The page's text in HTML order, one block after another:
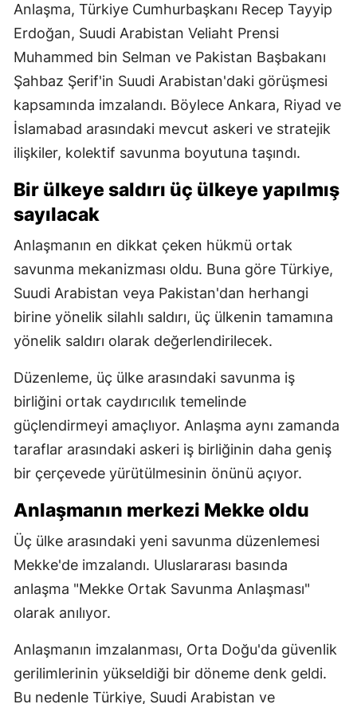
Anlaşma, Türkiye Cumhurbaşkanı Recep Tayyip
Erdoğan, Suudi Arabistan Veliaht Prensi
Muhammed bin Selman ve Pakistan Başbakanı
Şahbaz Şerif'in Suudi Arabistan'daki görüşmesi
kapsamında imzalandı. Böylece Ankara, Riyad ve
İslamabad arasındaki mevcut askeri ve stratejik
ilişkiler, kolektif savunma boyutuna taşındı.
Bir ülkeye saldırı üç ülkeye yapılmış
sayılacak
Anlaşmanın en dikkat çeken hükmü ortak
savunma mekanizması oldu. Buna göre Türkiye,
Suudi Arabistan veya Pakistan'dan herhangi
birine yönelik silahlı saldırı, üç ülkenin tamamına
yönelik saldırı olarak değerlendirilecek.
Düzenleme, üç ülke arasındaki savunma iş
birliğini ortak caydırıcılık temelinde
güçlendirmeyi amaçlıyor. Anlaşma aynı zamanda
taraflar arasındaki askeri iş birliğinin daha geniş
bir çerçevede yürütülmesinin önünü açıyor.
Anlaşmanın merkezi Mekke oldu
Üç ülke arasındaki yeni savunma düzenlemesi
Mekke'de imzalandı. Uluslararası basında
anlaşma "Mekke Ortak Savunma Anlaşması"
olarak anılıyor.
Anlaşmanın imzalanması, Orta Doğu'da güvenlik
gerilimlerinin yükseldiği bir döneme denk geldi.
Bu nedenle Türkiye, Suudi Arabistan ve